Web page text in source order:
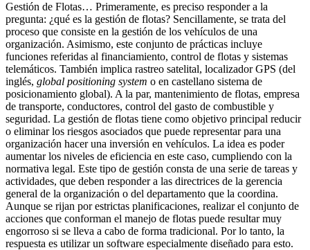
Gestión de Flotas… Primeramente, es preciso responder a la
pregunta: ¿qué es la gestión de flotas? Sencillamente, se trata del
proceso que consiste en la gestión de los vehículos de una
organización. Asimismo, este conjunto de prácticas incluye
funciones referidas al financiamiento, control de flotas y sistemas
telemáticos. También implica rastreo satelital, localizador GPS (del
inglés, global positioning system o en castellano sistema de
posicionamiento global). A la par, mantenimiento de flotas, empresa
de transporte, conductores, control del gasto de combustible y
seguridad. La gestión de flotas tiene como objetivo principal reducir
o eliminar los riesgos asociados que puede representar para una
organización hacer una inversión en vehículos. La idea es poder
aumentar los niveles de eficiencia en este caso, cumpliendo con la
normativa legal. Este tipo de gestión consta de una serie de tareas y
actividades, que deben responder a las directrices de la gerencia
general de la organización o del departamento que la coordina.
Aunque se rijan por estrictas planificaciones, realizar el conjunto de
acciones que conforman el manejo de flotas puede resultar muy
engorroso si se lleva a cabo de forma tradicional. Por lo tanto, la
respuesta es utilizar un software especialmente diseñado para esto.